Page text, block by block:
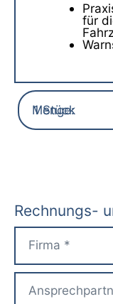
für
Rechnungs-